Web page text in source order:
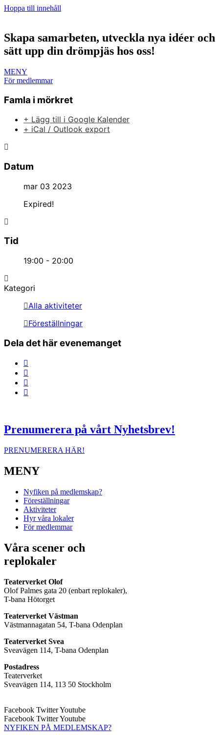
Hoppa till innehåll
Skapa samarbeten, utveckla nya idéer och
sätt upp din drömpjäs hos oss!
MENY
För medlemmar
Famla i mörkret
+ Lägg till i Google Kalender
+ iCal / Outlook export
Datum
mar 03 2023
Expired!
Tid
19:00 - 20:00
Kategori
Alla aktiviteter
Föreställningar
Dela det här evenemanget
Prenumerera på vårt Nyhetsbrev!
PRENUMERERA HÄR!
MENY
Nyfiken på medlemskap?
Föreställningar
Aktiviteter
Hyr våra lokaler
För medlemmar
Våra scener och
replokaler
Teaterverket Olof
Olof Palmes gata 20 (enbart replokaler),
T-bana Hötorget
Teaterverket Västman
Västmannagatan 54, T-bana Odenplan
Teaterverket Svea
Sveavägen 114, T-bana Odenplan
Postadress
Teaterverket
Sveavägen 114, 113 50 Stockholm
Facebook TwitterYoutube
Facebook TwitterYoutube
NYFIKEN PÅ MEDLEMSKAP?